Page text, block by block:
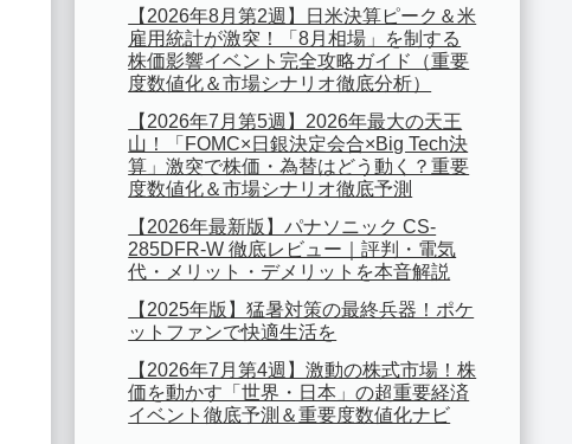
【2026年8月第2週】日米決算ピーク＆米
雇用統計が激突！「8月相場」を制する
株価影響イベント完全攻略ガイド（重要
度数値化＆市場シナリオ徹底分析）
【2026年7月第5週】2026年最大の天王
山！「FOMC×日銀決定会合×Big Tech決
算」激突で株価・為替はどう動く？重要
度数値化＆市場シナリオ徹底予測
【2026年最新版】パナソニック CS-
285DFR-W 徹底レビュー｜評判・電気
代・メリット・デメリットを本音解説
【2025年版】猛暑対策の最終兵器！ポケ
ットファンで快適生活を
【2026年7月第4週】激動の株式市場！株
価を動かす「世界・日本」の超重要経済
イベント徹底予測＆重要度数値化ナビ